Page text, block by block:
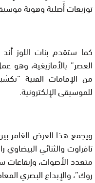
توزيعات أصلية وهوية
العصر” بالأمازيغية،
من الإقامات الفنية
للموسيقى الإلكترونية.
ويجمع هذا العرض الغامر
تافراوت والثنائي
متعدد الأصوات، وإيقاعات
روك”، والإبداع البصري